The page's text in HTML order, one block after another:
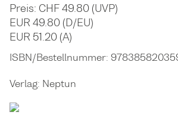
Preis: CHF 49.80 (UVP)
EUR 49.80 (D/EU)
EUR 51.20 (A)
ISBN/Bestellnummer:
Verlag: Neptun